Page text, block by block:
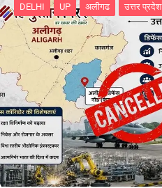
DELHI UP अलीगढ उत्तर प्रदेश